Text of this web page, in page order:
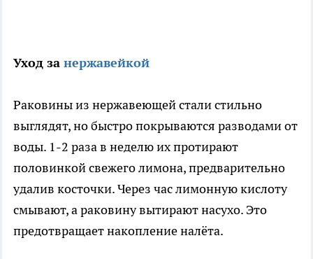
Уход за нержавейкой
Раковины из нержавеющей стали стильно
выглядят, но быстро покрываются разводами от
воды. 1-2 раза в неделю их протирают
половинкой свежего лимона, предварительно
удалив косточки. Через час лимонную кислоту
смывают, а раковину вытирают насухо. Это
предотвращает накопление налёта.